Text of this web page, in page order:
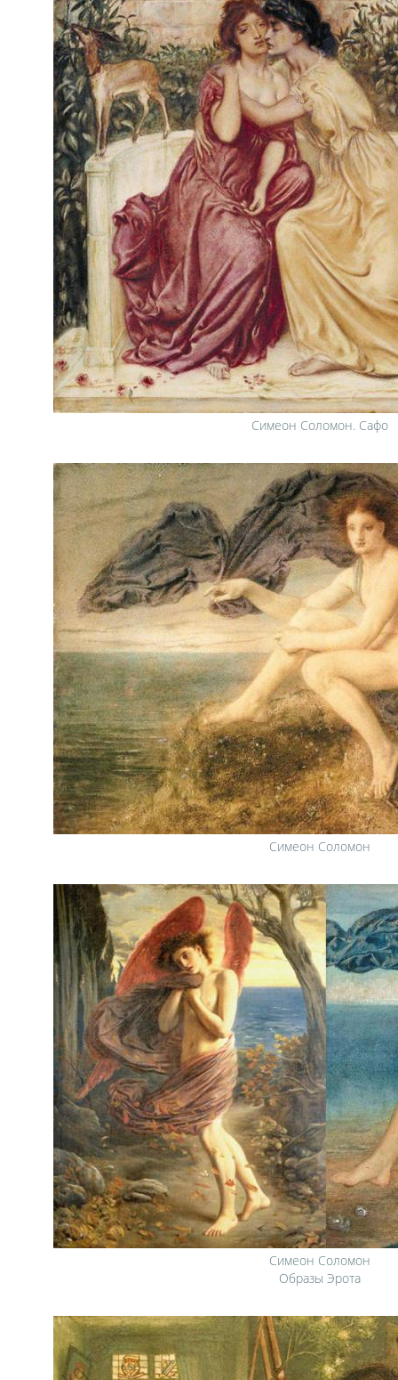
Симеон Соломон. Сафо
Симеон Соломон
Симеон Соломон
Образы Эрота